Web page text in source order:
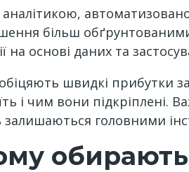
аналітикою,
більш
на основі даних та
обіцяють швидкі
і чим вони підкріплені.
головними